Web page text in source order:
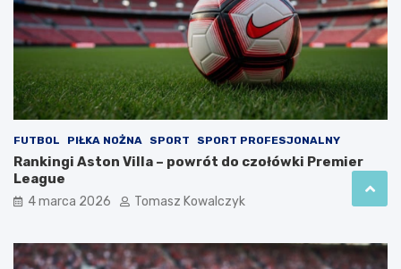
FUTBOL PIŁKA NOŻNA SPORT SPORT PROFESJONALNY
Rankingi Aston Villa – powrót do czołówki Premier
League
4 marca 2026 Tomasz Kowalczyk